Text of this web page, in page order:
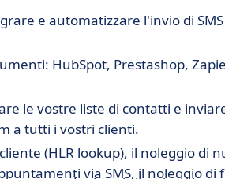
e automatizzare l'invio di
HubSpot, Prestashop,
le vostre liste di contatti e
a tutti i vostri clienti.
(HLR lookup), il noleggio di
via SMS, il noleggio di